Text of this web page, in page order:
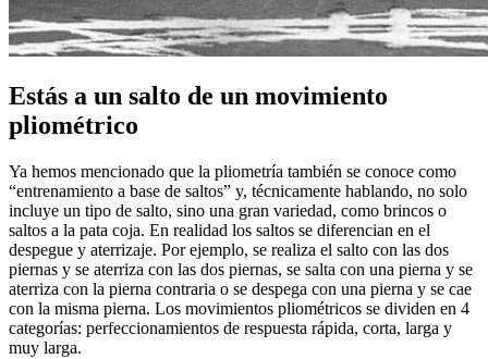
Estás a un salto de un movimiento
pliométrico
Ya hemos mencionado que la pliometría también se conoce como
“entrenamiento a base de saltos” y, técnicamente hablando, no solo
incluye un tipo de salto, sino una gran variedad, como brincos o
saltos a la pata coja. En realidad los saltos se diferencian en el
despegue y aterrizaje. Por ejemplo, se realiza el salto con las dos
piernas y se aterriza con las dos piernas, se salta con una pierna y se
aterriza con la pierna contraria o se despega con una pierna y se cae
con la misma pierna. Los movimientos pliométricos se dividen en 4
categorías: perfeccionamientos de respuesta rápida, corta, larga y
muy larga.